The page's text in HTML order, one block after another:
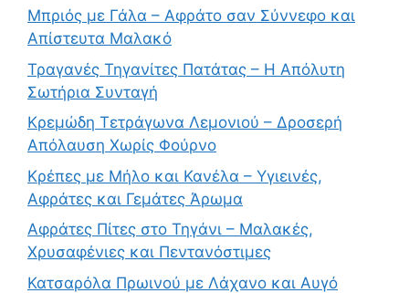
Μπριός με Γάλα – Αφράτο σαν Σύννεφο και
Απίστευτα Μαλακό
Τραγανές Τηγανίτες Πατάτας – Η Απόλυτη
Σωτήρια Συνταγή
Κρεμώδη Τετράγωνα Λεμονιού – Δροσερή
Απόλαυση Χωρίς Φούρνο
Κρέπες με Μήλο και Κανέλα – Υγιεινές,
Αφράτες και Γεμάτες Άρωμα
Αφράτες Πίτες στο Τηγάνι – Μαλακές,
Χρυσαφένιες και Πεντανόστιμες
Κατσαρόλα Πρωινού με Λάχανο και Αυγό